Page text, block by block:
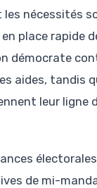
nécessités
place rapide
démocrate
aides, tandis
leur ligne
de mi-